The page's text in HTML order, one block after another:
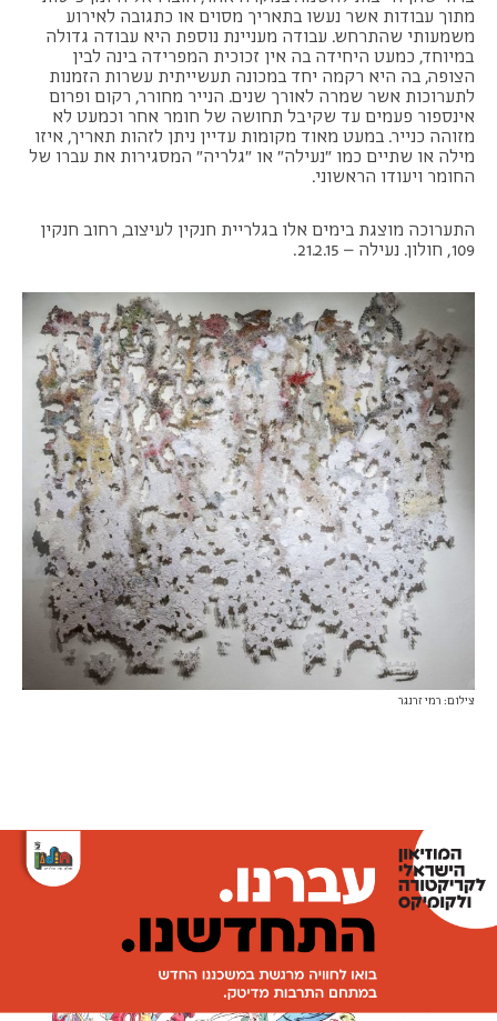
מתוך עבודות אשר נעשו בתאריך מסוים או כתגובה לאירוע
משמעותי שהתרחש. עבודה מעניינת נוספת היא עבודה גדולה
במיוחד, כמעט היחידה בה אין זכוכית המפרידה בינה לבין
הצופה, בה היא רקמה יחד במכונה תעשייתית עשרות הזמנות
לתערוכות אשר שמרה לאורך שנים. הנייר מחורר, רקום ופרום
אינספור פעמים עד שקיבל תחושה של חומר אחר וכמעט לא
מזוהה כנייר. במעט מאוד מקומות עדיין ניתן לזהות תאריך, איזו
מילה או שתיים כמו "נעילה" או "גלריה" המסגירות את עברו של
החומר ויעודו הראשוני.
התערוכה מוצגת בימים אלו בגלריית חנקין לעיצוב, רחוב חנקין
109, חולון. נעילה – 21.2.15.
צילום: רמי זרנגר